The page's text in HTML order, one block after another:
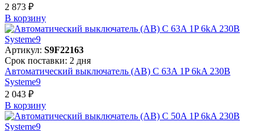
2 873 ₽
В корзинy
Артикул: S9F22163
Срок поставки: 2 дня
Автоматический выключатель (АВ) C 63A 1P 6kA 230В
Systeme9
2 043 ₽
В корзинy